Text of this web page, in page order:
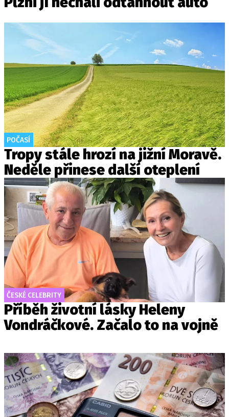
POČASÍ
Tropy stále hrozí na jižní Moravě.
Neděle přinese další oteplení
ČESKÉ CELEBRITY
Příběh životní lásky Heleny
Vondráčkové. Začalo to na vojně